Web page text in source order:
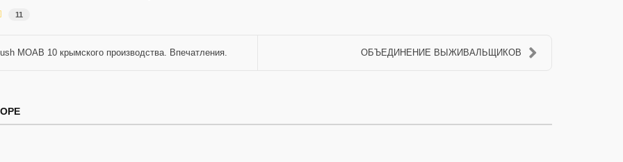
11
MOAB 10 крымского производства. Впечатления. ОБЪЕДИНЕНИЕ ВЫЖИВАЛЬЩИКОВ